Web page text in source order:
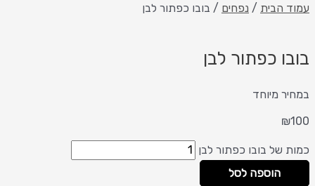
הבית/נפחים / בובו כפתור לבן
כפתור לבן
מיוחד
בובו כפתור לבן
הוספה לסל